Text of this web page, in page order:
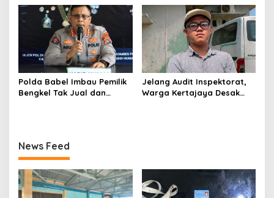
Darah Di Pangkalpinang
Sinergitas TNI-Polri di
Babel
Polda Babel Imbau Pemilik
Bengkel Tak Jual dan
Jelang Audit Inspektorat,
Warga Kertajaya Desak
News Feed